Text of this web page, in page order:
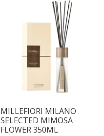
MILLEFIORI MILANO
SELECTED MIMOSA
FLOWER 350ML